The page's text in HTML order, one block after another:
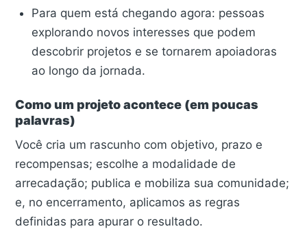
Para quem está chegando agora: pessoas
explorando novos interesses que podem
descobrir projetos e se tornarem apoiadoras
ao longo da jornada.
Como um projeto acontece (em poucas
palavras)
Você cria um rascunho com objetivo, prazo e
recompensas; escolhe a modalidade de
arrecadação; publica e mobiliza sua comunidade;
e, no encerramento, aplicamos as regras
definidas para apurar o resultado.